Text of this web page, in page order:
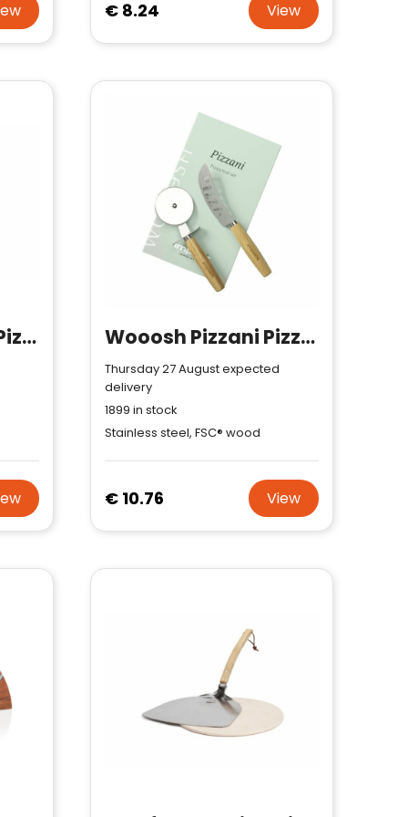
€ 8.24 View
Sagaform Astrid Pizza/ Pie Set 2 pcs Wooosh Pizzani Pizza Tool Set
Thursday 27 August expected
delivery
1899 in stock
Stainless steel, FSC® wood
€ 10.76 View